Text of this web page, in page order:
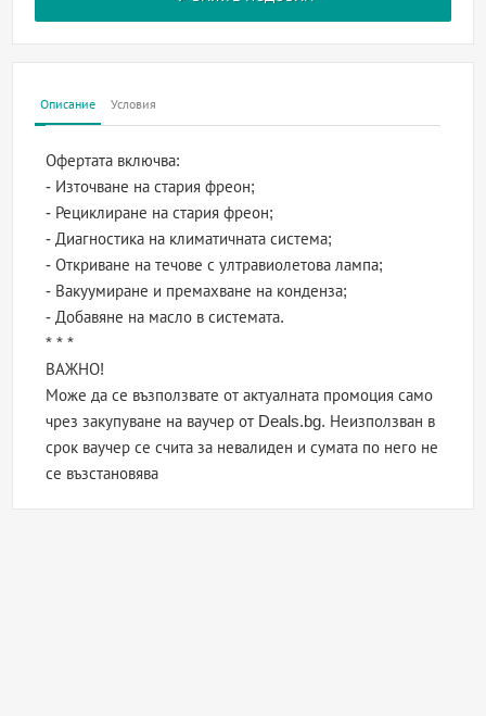
Описание Условия
Офертата включва:
- Източване на стария фреон;
- Рециклиране на стария фреон;
- Диагностика на климатичната система;
- Откриване на течове с ултравиолетова лампа;
- Вакуумиране и премахване на конденза;
- Добавяне на масло в системата.
* * *
ВАЖНО!
Може да се възползвате от актуалната промоция само
чрез закупуване на ваучер от Deals.bg. Неизползван в
срок ваучер се счита за невалиден и сумата по него не
се възстановява